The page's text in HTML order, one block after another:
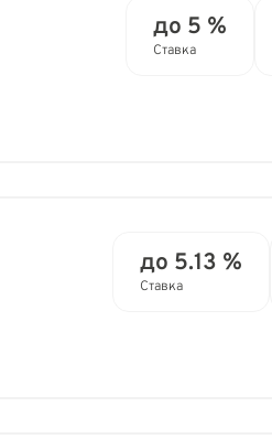
до 5 %
Ставка
до 5.13 %
Ставка